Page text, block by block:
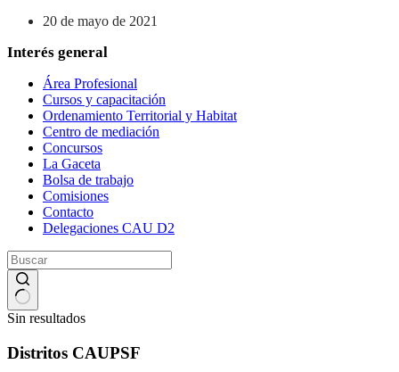
20 de mayo de 2021
Interés general
Área Profesional
Cursos y capacitación
Ordenamiento Territorial y Habitat
Centro de mediación
Concursos
La Gaceta
Bolsa de trabajo
Comisiones
Contacto
Delegaciones CAU D2
Sin resultados
Distritos CAUPSF